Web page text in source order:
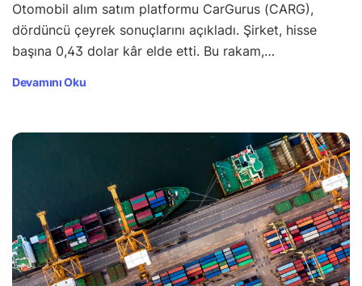
Otomobil alım satım platformu CarGurus (CARG),
dördüncü çeyrek sonuçlarını açıkladı. Şirket, hisse
başına 0,43 dolar kâr elde etti. Bu rakam,…
Devamını Oku